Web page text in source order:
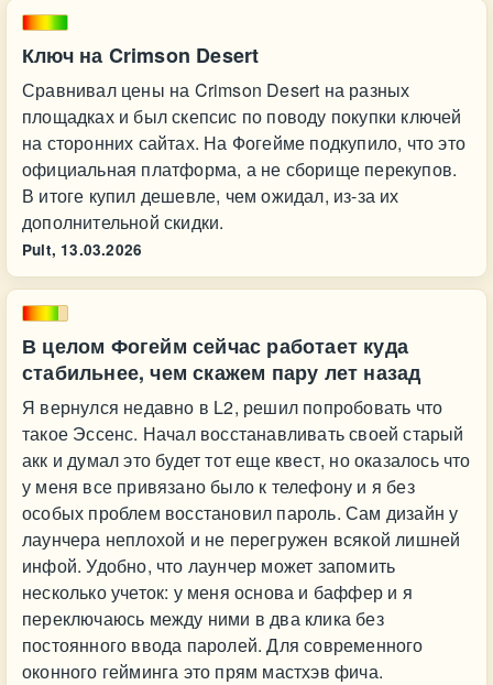
Ключ на Crimson Desert
Сравнивал цены на Crimson Desert на разных
площадках и был скепсис по поводу покупки ключей
на сторонних сайтах. На Фогейме подкупило, что это
официальная платформа, а не сборище перекупов.
В итоге купил дешевле, чем ожидал, из-за их
дополнительной скидки.
Pult, 13.03.2026
В целом Фогейм сейчас работает куда
стабильнее, чем скажем пару лет назад
Я вернулся недавно в L2, решил попробовать что
такое Эссенс. Начал восстанавливать своей старый
акк и думал это будет тот еще квест, но оказалось что
у меня все привязано было к телефону и я без
особых проблем восстановил пароль. Сам дизайн у
лаунчера неплохой и не перегружен всякой лишней
инфой. Удобно, что лаунчер может запомить
несколько учеток: у меня основа и баффер и я
переключаюсь между ними в два клика без
постоянного ввода паролей. Для современного
оконного гейминга это прям мастхэв фича.